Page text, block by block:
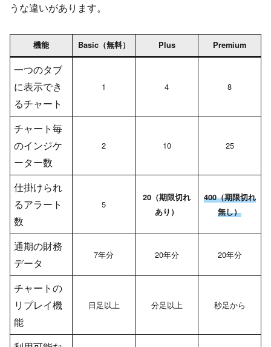
うな違いがあります。
機能 Basic（無料） Plus Premium
一つのタブ
に表示でき
るチャート
1 4 8
チャート毎
のインジケ
ーター数
2 10 25
仕掛けられ
るアラート
数
5
20（期限切れ
あり）
400（期限切れ
無し）
通期の財務
データ
7年分 20年分 20年分
チャートの
リプレイ機
能
日足以上 分足以上 秒足から